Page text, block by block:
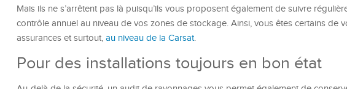
Mais ils ne s’arrêtent pas là puisqu’ils vous proposent également de suivre
contrôle annuel au niveau de vos zones de stockage. Ainsi, vous êtes certains de
assurances et surtout, au niveau de la Carsat.
Pour des installations toujours en bon état